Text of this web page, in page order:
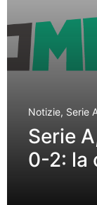
Notizie, Serie
Serie
0-2: la